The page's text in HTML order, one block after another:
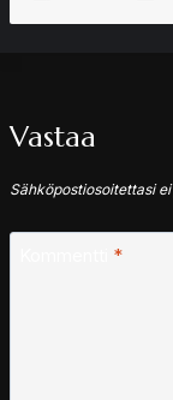
Vastaa
Sähköpostiosoitettasi
*